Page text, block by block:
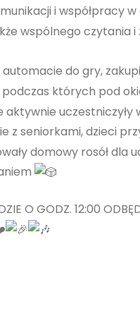
i współpracy w
wspólnego czytania
do gry,
których pod
z seniorkami, dzieci
domowy rosół dla
O GODZ. 12:00